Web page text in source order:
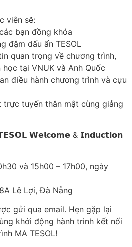
viên sẽ:
bạn đồng khóa
đậm dấu ấn TESOL
quan trọng về chương trình,
tại VNUK và Anh Quốc
điều hành chương trình và cựu
trực tuyến thân mật cùng giảng
𝗪𝗲𝗹𝗰𝗼𝗺𝗲 & 𝗜𝗻𝗱𝘂𝗰𝘁𝗶𝗼𝗻
và 15h00 – 17h00, ngày
Lê Lợi, Đà Nẵng
gửi qua email. Hẹn gặp lại
khởi động hành trình kết nối
MA TESOL!